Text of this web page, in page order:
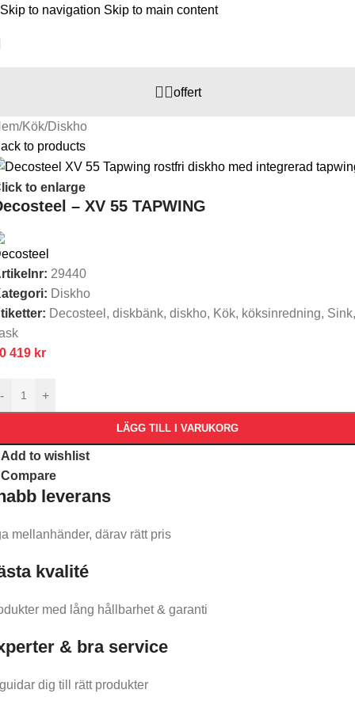
Skip to navigation Skip to main content
offert
/Kök/Diskho
to products
to enlarge
– XV 55 TAPWING
29440
Diskho
Decosteel , diskbänk, diskho, Kök, köksinredning, Sink,
419 kr
- +
LÄGG TILL I VARUKORG
Add to wishlist
Compare
leverans​
mellanhänder, därav rätt pris
kvalité
med lång hållbarhet & garanti
& bra service
dig till rätt produkter